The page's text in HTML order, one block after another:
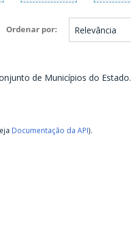
Ordenar por
de Municípios do Estado.
Documentação da API).